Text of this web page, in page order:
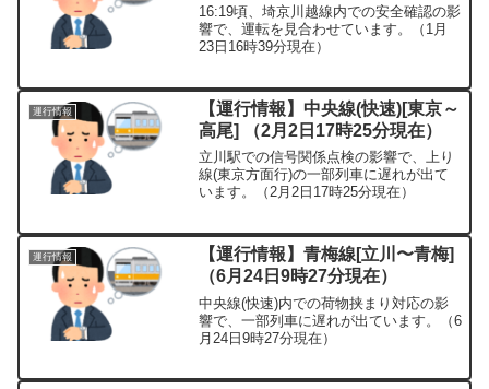
16:19頃、埼京川越線内での安全確認の影
響で、運転を見合わせています。（1月
23日16時39分現在）
運行情報
【運行情報】中央線(快速)[東京～
高尾] （2月2日17時25分現在）
立川駅での信号関係点検の影響で、上り
線(東京方面行)の一部列車に遅れが出て
います。（2月2日17時25分現在）
運行情報
【運行情報】青梅線[立川〜青梅]
（6月24日9時27分現在）
中央線(快速)内での荷物挟まり対応の影
響で、一部列車に遅れが出ています。（6
月24日9時27分現在）